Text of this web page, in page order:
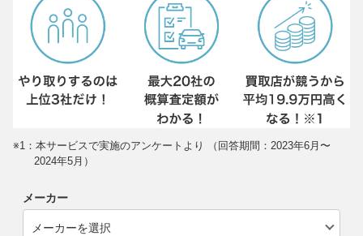
※1：本サービスで実施のアンケートより （回答期間：2023年6月〜
2024年5月）
メーカー